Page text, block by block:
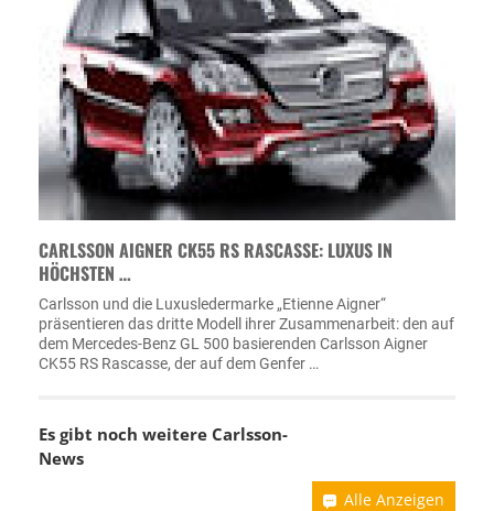
CARLSSON AIGNER CK55 RS RASCASSE: LUXUS IN
HÖCHSTEN …
Carlsson und die Luxusledermarke „Etienne Aigner“
präsentieren das dritte Modell ihrer Zusammenarbeit: den auf
dem Mercedes-Benz GL 500 basierenden Carlsson Aigner
CK55 RS Rascasse, der auf dem Genfer …
Es gibt noch weitere Carlsson-
News
Alle Anzeigen